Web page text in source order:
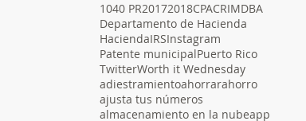
1040 PR20172018CPACRIMDBA
Departamento de Hacienda
HaciendaIRSInstagram
Patente municipalPuerto Rico
TwitterWorth it Wednesday
adiestramientoahorrarahorro
ajusta tus números
almacenamiento en la nubeapp